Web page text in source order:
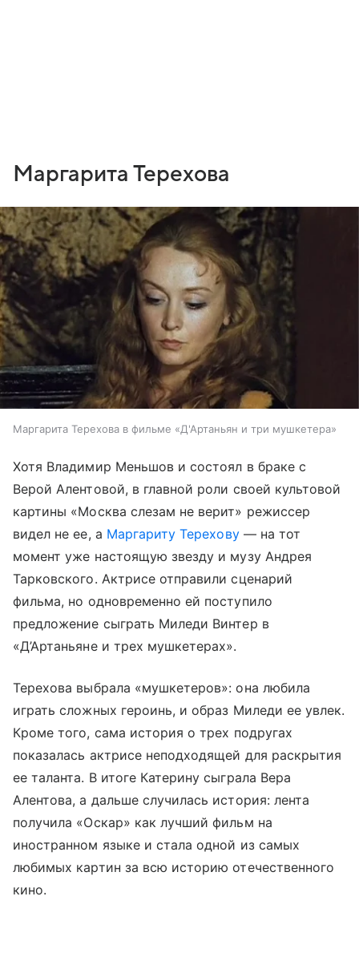
Маргарита Терехова
Маргарита Терехова в фильме «Д'Артаньян и три мушкетера»
Хотя Владимир Меньшов и состоял в браке с
Верой Алентовой, в главной роли своей культовой
картины «Москва слезам не верит» режиссер
видел не ее, а Маргариту Терехову— на тот
момент уже настоящую звезду и музу Андрея
Тарковского. Актрисе отправили сценарий
фильма, но одновременно ей поступило
предложение сыграть Миледи Винтер в
«Д’Артаньяне и трех мушкетерах».
Терехова выбрала «мушкетеров»: она любила
играть сложных героинь, и образ Миледи ее увлек.
Кроме того, сама история о трех подругах
показалась актрисе неподходящей для раскрытия
ее таланта. В итоге Катерину сыграла Вера
Алентова, а дальше случилась история: лента
получила «Оскар» как лучший фильм на
иностранном языке и стала одной из самых
любимых картин за всю историю отечественного
кино.